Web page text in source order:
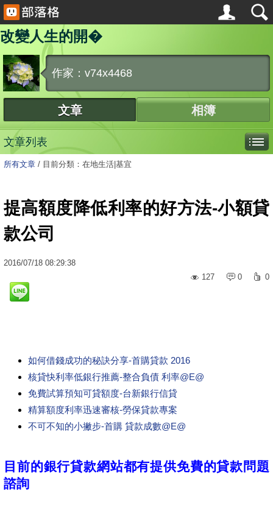
改變人生的開�
作家：v74x4468
文章 相簿
文章列表
所有文章 / 目前分類：在地生活|基宜
提高額度降低利率的好方法-小額貸
款公司
2016/07/18 08:29:38
127
0 0
如何借錢成功的秘訣分享-首購貸款 2016
核貸快利率低銀行推薦-整合負債 利率@E@
免費試算預知可貸額度-台新銀行信貸
精算額度利率迅速審核-勞保貸款專案
不可不知的小撇步-首購 貸款成數@E@
目前的銀行貸款網站都有提供免費的貸款問題
諮詢